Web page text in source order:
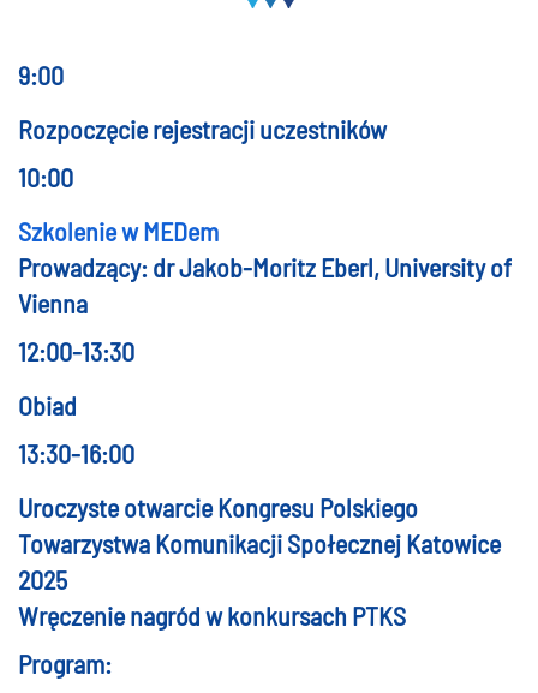
9:00
Rozpoczęcie rejestracji uczestników
10:00
Szkolenie w MEDem
Prowadzący: dr Jakob-Moritz Eberl, University of
Vienna
12:00-13:30
Obiad
13:30-16:00
Uroczyste otwarcie Kongresu Polskiego
Towarzystwa Komunikacji Społecznej Katowice
2025
Wręczenie nagród w konkursach PTKS
Program: